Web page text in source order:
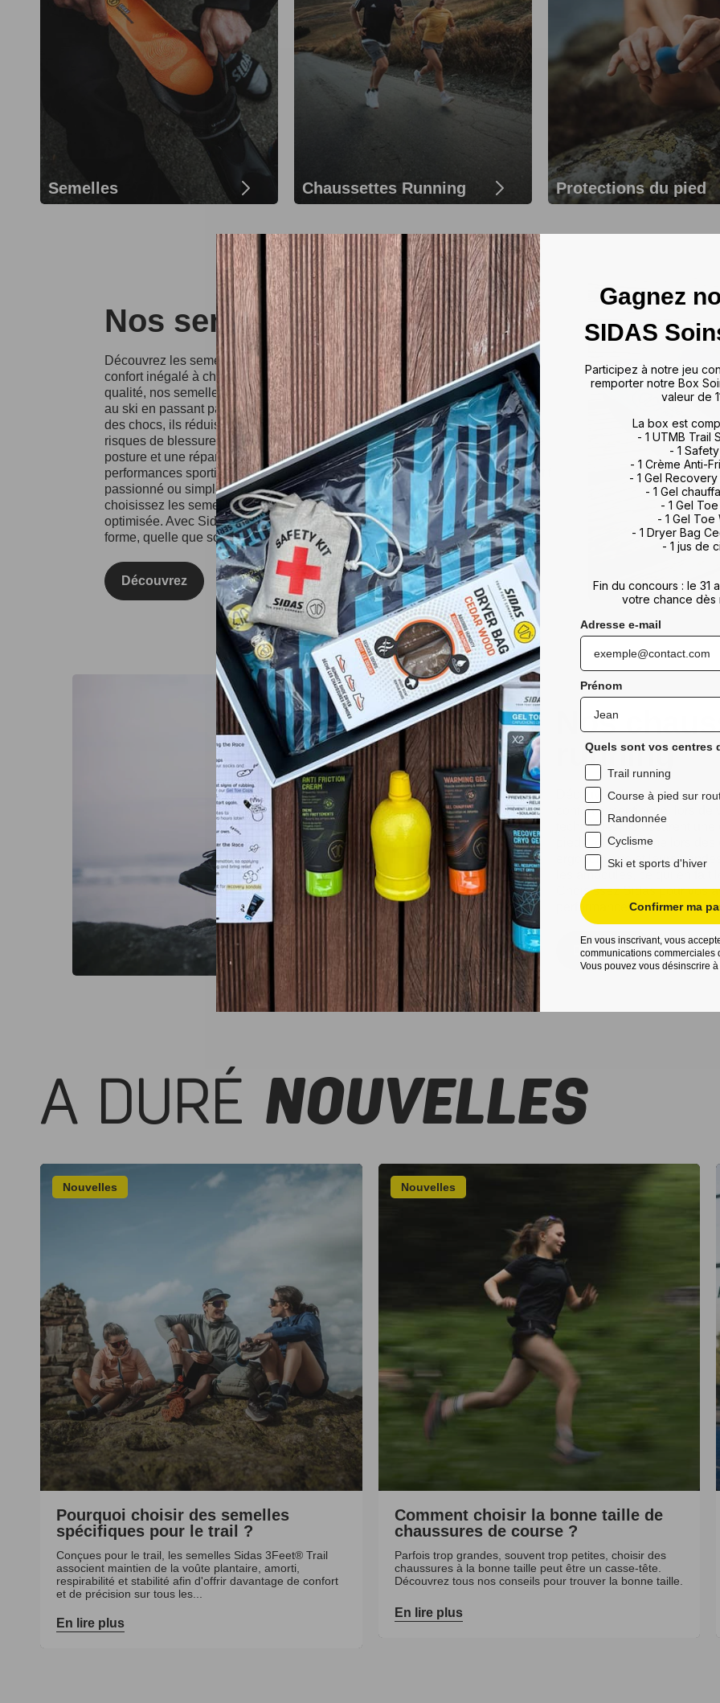
Semelles Chaussettes Running Protections du pied
Nos semelles Sidas
Découvrez les semelles Sidas, conçues pour offrir un maintien optimal et un
confort inégalé à chaque pas. Fabriquées à partir de matériaux de haute
qualité, nos semelles conviennent à divers sports et activités, allant du tennis
au ski en passant par la course à pied. Grâce à leur technologie d'absorption
des chocs, ils réduisent l'impact sur vos articulations, minimisant ainsi les
risques de blessures. Les semelles Sidas favorisent également une meilleure
posture et une répartition équilibrée du poids, améliorant ainsi vos
performances sportives et votre confort au quotidien. Que vous soyez un sportif
passionné ou simplement à la recherche d'un meilleur maintien du pied,
choisissez les semelles Sidas pour une expérience de marche et de sport
optimisée. Avec Sidas, prenez soin de vos pieds et restez au top de votre
forme, quelle que soit l'activité !
Découvrez
Nos
running
Découvrez les chaussettes
confort exceptionnel lors
techniques, ils assurent
pieds au sec même lors
ergonomique et leurs
les ampoules, ce qui en
Choisissez Sidas pour vos
performances améliorées et
Découvrez
A DURÉ NOUVELLES
Nouvelles
Pourquoi choisir des semelles
spécifiques pour le trail ?
Conçues pour le trail, les semelles Sidas 3Feet® Trail
associent maintien de la voûte plantaire, amorti,
respirabilité et stabilité afin d'offrir davantage de confort
et de précision sur tous les...
En lire plus
Nouvelles
Comment choisir la bonne taille de
chaussures de course ?
Parfois trop grandes, souvent trop petites, choisir des
chaussures à la bonne taille peut être un casse-tête.
Découvrez tous nos conseils pour trouver la bonne taille.
En lire plus
Gagnez
SIDAS
Participez à notre jeu
remporter notre Box
valeur de
La box est
- 1 UTMB Trail
- 1
- 1 Crème Anti-
- 1 Gel
- 1 Gel
- 1 Gel
- 1 Gel Toe
- 1 Dryer Bag
- 1 jus de
Fin du concours : le 31
votre chance dès
Adresse e-mail
Prénom
Quels sont vos centres
Trail running
Course à pied sur
Randonnée
Cyclisme
Ski et sports d'hiver
Confirmer ma
En vous inscrivant, vous
communications commerciales
Vous pouvez vous désinscrire